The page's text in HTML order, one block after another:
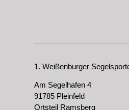
1. Weißenburger
Am Segelhafen 4
91785 Pleinfeld
Ortsteil Ramsberg